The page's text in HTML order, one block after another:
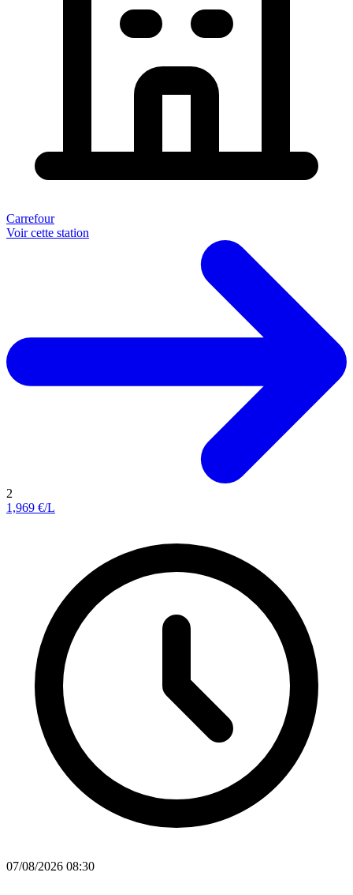
Carrefour
Voir cette station
2
1,969 €/L
07/08/2026 08:30